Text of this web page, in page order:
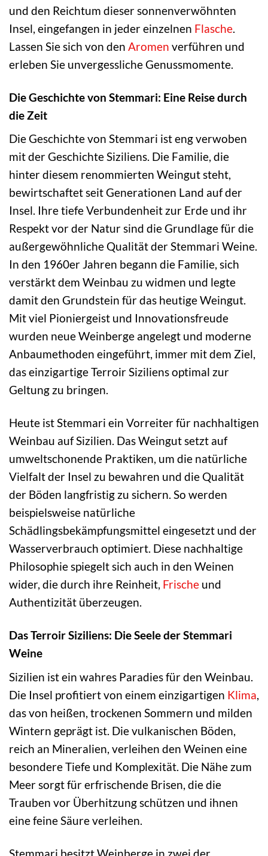
und den Reichtum dieser sonnenverwöhnten
Insel, eingefangen in jeder einzelnen Flasche
Lassen Sie sich von den Aromen verführen und
erleben Sie unvergessliche Genussmomente.
Die Geschichte von Stemmari: Eine Reise durch
die Zeit
Die Geschichte von Stemmari ist eng verwoben
mit der Geschichte Siziliens. Die Familie, die
hinter diesem renommierten Weingut steht,
bewirtschaftet seit Generationen Land auf der
Insel. Ihre tiefe Verbundenheit zur Erde und ihr
Respekt vor der Natur sind die Grundlage für die
außergewöhnliche Qualität der Stemmari Weine.
In den 1960er Jahren begann die Familie, sich
verstärkt dem Weinbau zu widmen und legte
damit den Grundstein für das heutige Weingut.
Mit viel Pioniergeist und Innovationsfreude
wurden neue Weinberge angelegt und moderne
Anbaumethoden eingeführt, immer mit dem Ziel,
das einzigartige Terroir Siziliens optimal zur
Geltung zu bringen.
Heute ist Stemmari ein Vorreiter für nachhaltigen
Weinbau auf Sizilien. Das Weingut setzt auf
umweltschonende Praktiken, um die natürliche
Vielfalt der Insel zu bewahren und die Qualität
der Böden langfristig zu sichern. So werden
beispielsweise natürliche
Schädlingsbekämpfungsmittel eingesetzt und der
Wasserverbrauch optimiert. Diese nachhaltige
Philosophie spiegelt sich auch in den Weinen
wider, die durch ihre Reinheit, Frische und
Authentizität überzeugen.
Das Terroir Siziliens: Die Seele der Stemmari
Weine
Sizilien ist ein wahres Paradies für den Weinbau.
Die Insel profitiert von einem einzigartigen Klima,
das von heißen, trockenen Sommern und milden
Wintern geprägt ist. Die vulkanischen Böden,
reich an Mineralien, verleihen den Weinen eine
besondere Tiefe und Komplexität. Die Nähe zum
Meer sorgt für erfrischende Brisen, die die
Trauben vor Überhitzung schützen und ihnen
eine feine Säure verleihen.
Stemmari besitzt Weinberge in zwei der